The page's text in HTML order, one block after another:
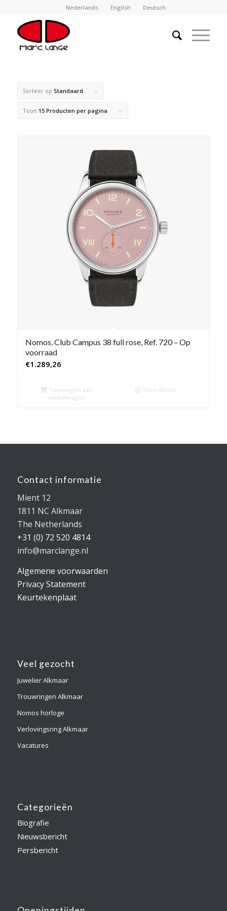
Nederlands English Deutsch
Sorteer op Standaard
Toon 15 Producten per pagina
Nomos, Club Campus 38 full rose, Ref. 720 – Op
voorraad
€1.289,26
Toevoegen aan
winkelwagen
Toon details
Contact informatie
Mient 12
1811 NC Alkmaar
The Netherlands
+31 (0) 72 520 4814
info@marclange.nl
Algemene voorwaarden
Privacy Statement
Keurtekenplaat
Veel gezocht
Juwelier Alkmaar
Trouwringen Alkmaar
Nomos horloge
Verlovingsring Alkmaar
Vacatures
Categorieën
Biografie
Nieuwsbericht
Persbericht